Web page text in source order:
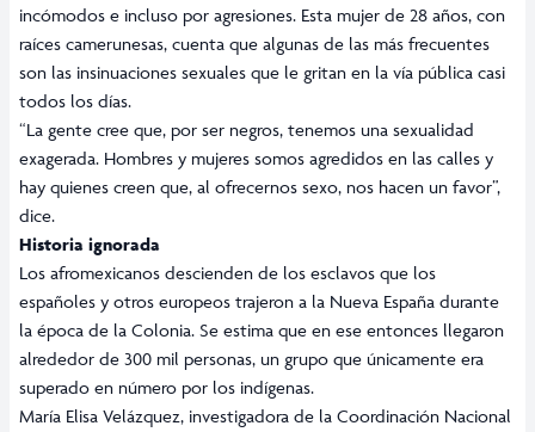
incómodos e incluso por agresiones. Esta mujer de 28 años, con
raíces camerunesas, cuenta que algunas de las más frecuentes
son las insinuaciones sexuales que le gritan en la vía pública casi
todos los días.
“La gente cree que, por ser negros, tenemos una sexualidad
exagerada. Hombres y mujeres somos agredidos en las calles y
hay quienes creen que, al ofrecernos sexo, nos hacen un favor”,
dice.
Historia ignorada
Los afromexicanos descienden de los esclavos que los
españoles y otros europeos trajeron a la Nueva España durante
la época de la Colonia. Se estima que en ese entonces llegaron
alrededor de 300 mil personas, un grupo que únicamente era
superado en número por los indígenas.
María Elisa Velázquez, investigadora de la Coordinación Nacional